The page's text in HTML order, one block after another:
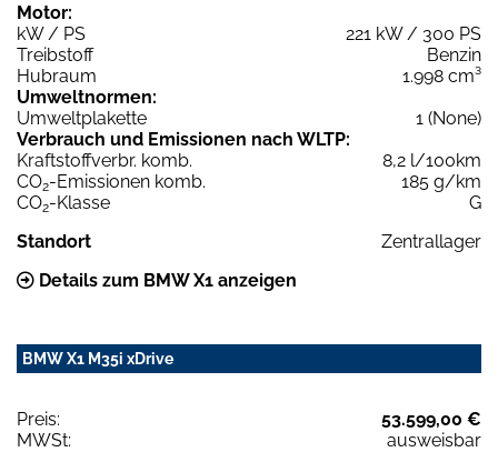
Motor:
kW / PS
221 kW / 300 PS
Treibstoff
Benzin
Hubraum
1.998 cm³
Umweltnormen:
Umweltplakette
1 (None)
Verbrauch und Emissionen nach WLTP:
Kraftstoffverbr. komb.
8,2 l/100km
CO2-Emissionen komb.
185 g/km
CO2-Klasse
G
Standort
Zentrallager
Details zum BMW X1 anzeigen
BMW X1 M35i xDrive
Preis:
53.599,00 €
MWSt:
ausweisbar